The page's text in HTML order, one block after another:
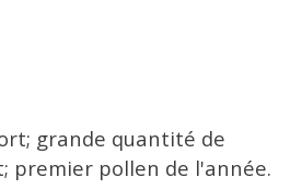
grande quantité de
premier pollen de l'année.